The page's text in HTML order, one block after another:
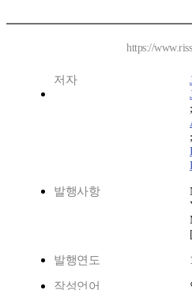
https://
저자
;
;
발행사항
발행연도
작성언어